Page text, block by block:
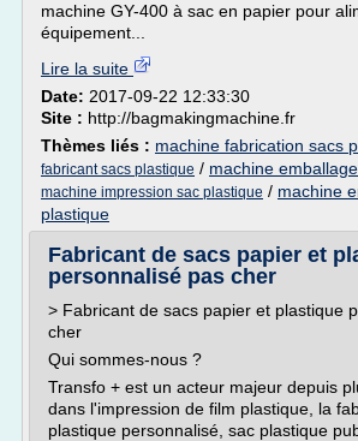
machine GY-400 à sac en papier pour
équipement...
Lire la suite
Date: 2017-09-22 12:33:30
Site : http://bagmakingmachine.fr
Thèmes liés : machine fabrication sacs
fabricant sacs plastique / machine
machine impression sac plastique / machine
plastique
Fabricant de sacs papier et
personnalisé pas cher
> Fabricant de sacs papier et plastique
cher
Qui sommes-nous ?
Transfo + est un acteur majeur depuis
dans l'impression de film plastique, la
plastique personnalisé, sac plastique